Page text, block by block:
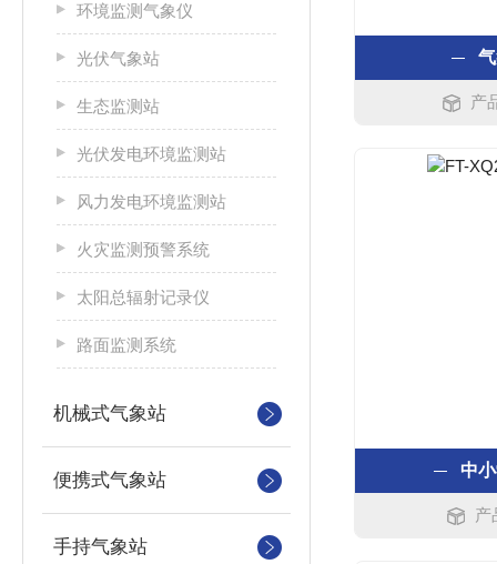
环境监测气象仪
光伏气象站
生态监测站
光伏发电环境监测站
风力发电环境监测站
火灾监测预警系统
太阳总辐射记录仪
路面监测系统
机械式气象站
便携式气象站
手持气象站
产
中
产